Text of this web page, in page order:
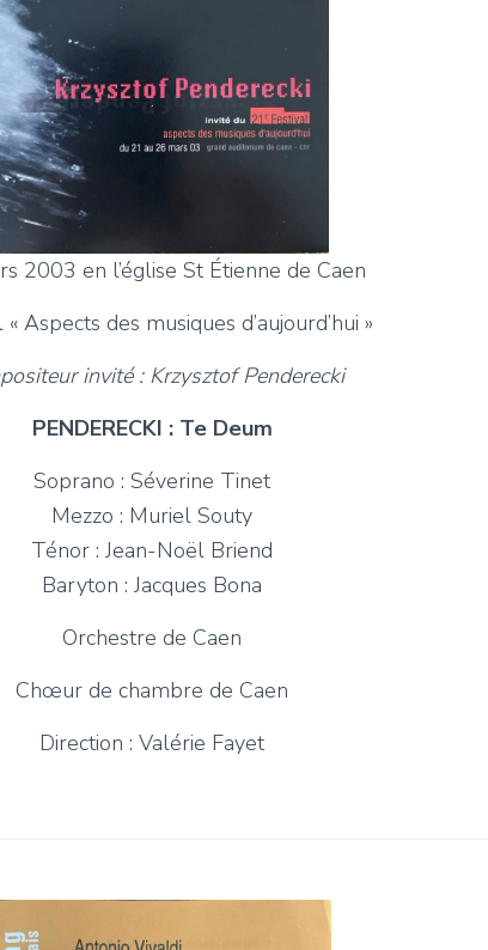
2003 en l’église St Étienne de Caen
Aspects des musiques d’aujourd’hui »
invité : Krzysztof Penderecki
PENDERECKI : Te Deum
Soprano : Séverine Tinet
Mezzo : Muriel Souty
Ténor : Jean-Noël Briend
Baryton : Jacques Bona
Orchestre de Caen
Chœur de chambre de Caen
Direction : Valérie Fayet